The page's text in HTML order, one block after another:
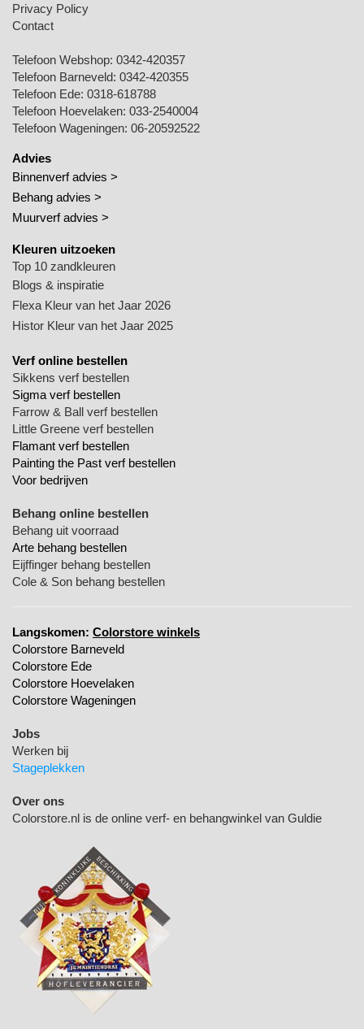
Privacy Policy
Contact
Telefoon Webshop: 0342-420357
Telefoon Barneveld: 0342-420355
Telefoon Ede: 0318-618788
Telefoon Hoevelaken: 033-2540004
Telefoon Wageningen: 06-20592522
Advies
Binnenverf advies >
Behang advies >
Muurverf advies >
Kleuren uitzoeken
Top 10 zandkleuren
Blogs & inspiratie
Flexa Kleur van het Jaar 2026
Histor Kleur van het Jaar 2025
Verf online bestellen
Sikkens verf bestellen
Sigma verf bestellen
Farrow & Ball verf bestellen
Little Greene verf bestellen
Flamant verf bestellen
Painting the Past verf bestellen
Voor bedrijven
Behang online bestellen
Behang uit voorraad
Arte behang bestellen
Eijffinger behang bestellen
Cole & Son behang bestellen
Langskomen: Colorstore winkels
Colorstore Barneveld
Colorstore Ede
Colorstore Hoevelaken
Colorstore Wageningen
Jobs
Werken bij
Stageplekken
Over ons
Colorstore.nl is de online verf- en behangwinkel van Guldie